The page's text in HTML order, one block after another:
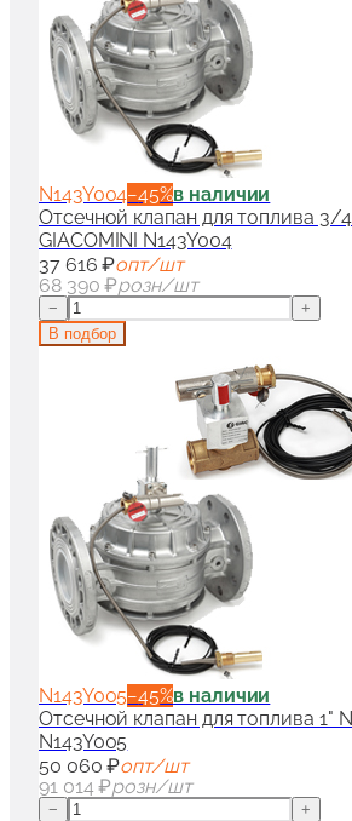
N143Y004−45%в наличии
Отсечной клапан для топлива 3/
GIACOMINI N143Y004
37 616 ₽опт/шт
68 390 ₽розн/шт
−
+
В подбор
N143Y005−45%в наличии
Отсечной клапан для топлива 1"
N143Y005
50 060 ₽опт/шт
91 014 ₽розн/шт
−
+